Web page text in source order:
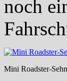
noch
Mini Roadster-